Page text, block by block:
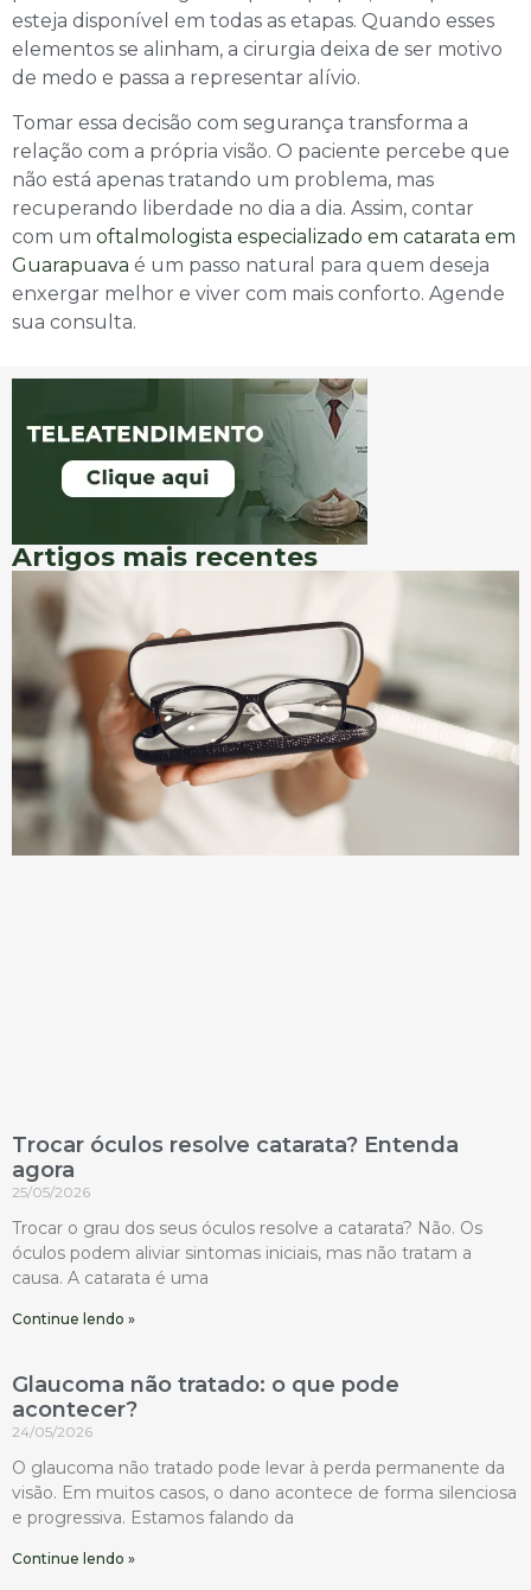
esteja disponível em todas as etapas. Quando esses
elementos se alinham, a cirurgia deixa de ser motivo
de medo e passa a representar alívio.
Tomar essa decisão com segurança transforma a
relação com a própria visão. O paciente percebe que
não está apenas tratando um problema, mas
recuperando liberdade no dia a dia. Assim, contar
com um oftalmologista especializado em catarata em
Guarapuava é um passo natural para quem deseja
enxergar melhor e viver com mais conforto. Agende
sua consulta.
Artigos mais recentes
Trocar óculos resolve catarata? Entenda
agora
25/05/2026
Trocar o grau dos seus óculos resolve a catarata? Não. Os
óculos podem aliviar sintomas iniciais, mas não tratam a
causa. A catarata é uma
Continue lendo »
Glaucoma não tratado: o que pode
acontecer?
24/05/2026
O glaucoma não tratado pode levar à perda permanente da
visão. Em muitos casos, o dano acontece de forma silenciosa
e progressiva. Estamos falando da
Continue lendo »